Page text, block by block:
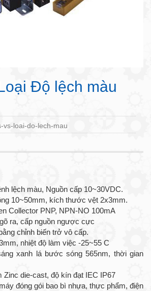
Độ lệch màu
vs-loai-do-lech-mau
lệch màu, Nguồn cấp 10~30VDC.
10~50mm, kích thước vệt 2x3mm.
Collector PNP, NPN-NO 100mA
ra, cấp nguồn ngược cực
chỉnh biến trở vô cấp.
nhiệt độ làm việc -25~55 C
xanh lá bước sóng 565nm, thời gian
Zinc die-cast, độ kín đạt IEC IP67
đóng gói bao bì nhựa, thực phẩm, điện